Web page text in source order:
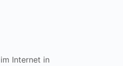
Internet in